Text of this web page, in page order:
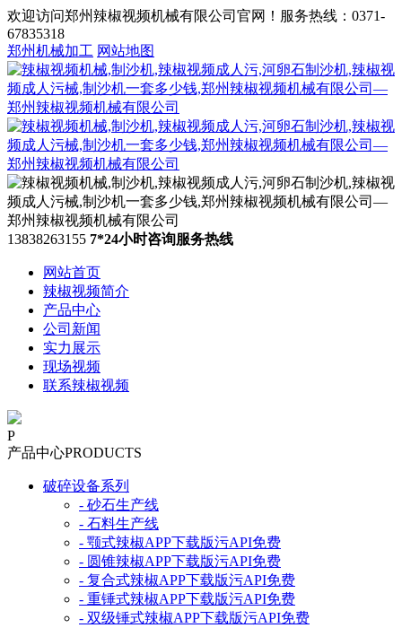
欢迎访问郑州辣椒视频机械有限公司官网！服务热线：0371-
67835318
郑州机械加工 网站地图
13838263155 7*24小时咨询服务热线
网站首页
辣椒视频简介
产品中心
公司新闻
实力展示
现场视频
联系辣椒视频
P
产品中心PRODUCTS
破碎设备系列
- 砂石生产线
- 石料生产线
- 颚式辣椒APP下载版污API免费
- 圆锥辣椒APP下载版污API免费
- 复合式辣椒APP下载版污API免费
- 重锤式辣椒APP下载版污API免费
- 双级锤式辣椒APP下载版污API免费